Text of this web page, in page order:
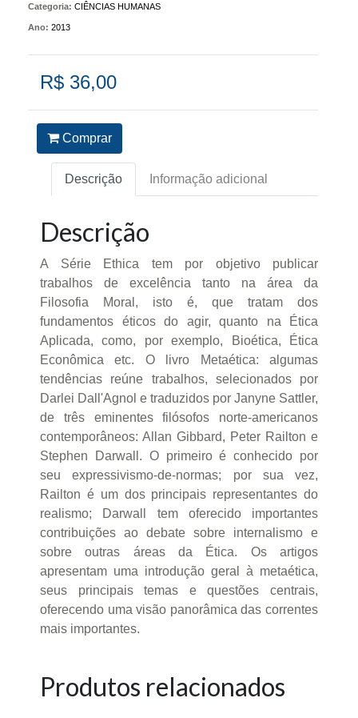
Categoria: CIÊNCIAS HUMANAS
Ano: 2013
R$ 36,00
Comprar
Descrição Informação adicional
Descrição
A Série Ethica tem por objetivo publicar
trabalhos de excelência tanto na área da
Filosofia Moral, isto é, que tratam dos
fundamentos éticos do agir, quanto na Ética
Aplicada, como, por exemplo, Bioética, Ética
Econômica etc. O livro Metaética: algumas
tendências reúne trabalhos, selecionados por
Darlei Dall'Agnol e traduzidos por Janyne Sattler,
de três eminentes filósofos norte-americanos
contemporâneos: Allan Gibbard, Peter Railton e
Stephen Darwall. O primeiro é conhecido por
seu expressivismo-de-normas; por sua vez,
Railton é um dos principais representantes do
realismo; Darwall tem oferecido importantes
contribuições ao debate sobre internalismo e
sobre outras áreas da Ética. Os artigos
apresentam uma introdução geral à metaética,
seus principais temas e questões centrais,
oferecendo uma visão panorâmica das correntes
mais importantes.
Produtos relacionados